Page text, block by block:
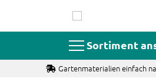
springen
Sortiment
Gartenmaterialien einfach